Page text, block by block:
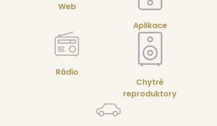
Web
Aplikace
Rádio
Chytré
reproduktory